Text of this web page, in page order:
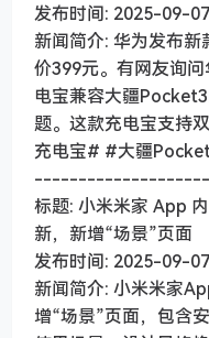
发布时间: 2025-09-
新闻简介: 华为发布
价399元。有网友询
电宝兼容大疆
题。这款充电宝支持
充电宝# #大疆
标题: 小米米家 App
新，新增“场景”页面
发布时间: 2025-09-
新闻简介: 小米米家
增“场景”页面，包含